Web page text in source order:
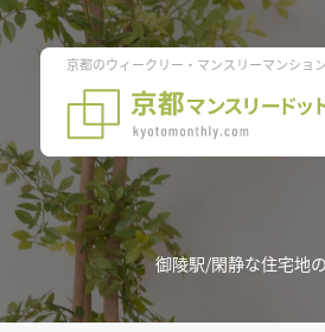
京都のウィークリー・マンスリーマンショ
御陵駅/閑静な住宅地